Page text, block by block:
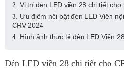
2. Vị trí đèn LED viền 28 chi tiết cho
3. Ưu điểm nổi bật đèn LED Viền
CRV 2024
4. Hình ảnh thực tế đèn LED Viền
Đèn LED viền 28 chi tiết cho